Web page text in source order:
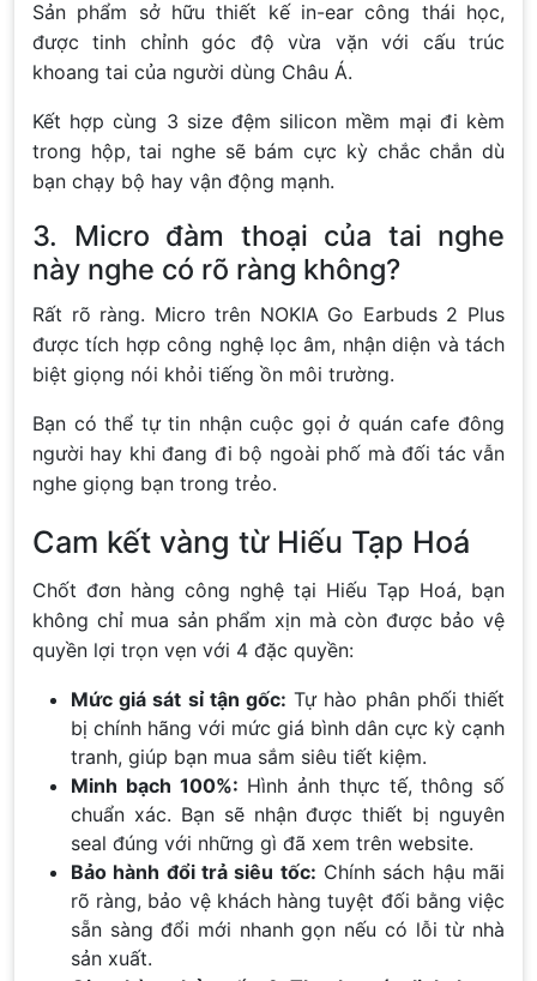
Sản phẩm sở hữu thiết kế in-ear công thái học,
được tinh chỉnh góc độ vừa vặn với cấu trúc
khoang tai của người dùng Châu Á.
Kết hợp cùng 3 size đệm silicon mềm mại đi kèm
trong hộp, tai nghe sẽ bám cực kỳ chắc chắn dù
bạn chạy bộ hay vận động mạnh.
3. Micro đàm thoại của tai nghe
này nghe có rõ ràng không?
Rất rõ ràng. Micro trên NOKIA Go Earbuds 2 Plus
được tích hợp công nghệ lọc âm, nhận diện và tách
biệt giọng nói khỏi tiếng ồn môi trường.
Bạn có thể tự tin nhận cuộc gọi ở quán cafe đông
người hay khi đang đi bộ ngoài phố mà đối tác vẫn
nghe giọng bạn trong trẻo.
Cam kết vàng từ Hiếu Tạp Hoá
Chốt đơn hàng công nghệ tại Hiếu Tạp Hoá, bạn
không chỉ mua sản phẩm xịn mà còn được bảo vệ
quyền lợi trọn vẹn với 4 đặc quyền:
Mức giá sát sỉ tận gốc: Tự hào phân phối thiết
bị chính hãng với mức giá bình dân cực kỳ cạnh
tranh, giúp bạn mua sắm siêu tiết kiệm.
Minh bạch 100%: Hình ảnh thực tế, thông số
chuẩn xác. Bạn sẽ nhận được thiết bị nguyên
seal đúng với những gì đã xem trên website.
Bảo hành đổi trả siêu tốc: Chính sách hậu mãi
rõ ràng, bảo vệ khách hàng tuyệt đối bằng việc
sẵn sàng đổi mới nhanh gọn nếu có lỗi từ nhà
sản xuất.